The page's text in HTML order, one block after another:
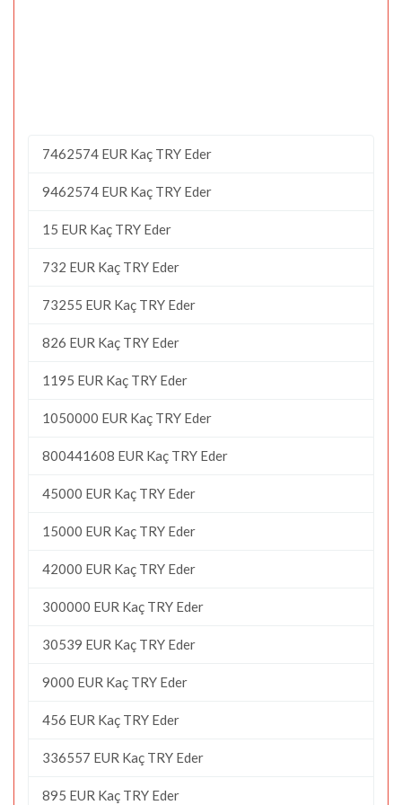
7462574 EUR Kaç TRY Eder
9462574 EUR Kaç TRY Eder
15 EUR Kaç TRY Eder
732 EUR Kaç TRY Eder
73255 EUR Kaç TRY Eder
826 EUR Kaç TRY Eder
1195 EUR Kaç TRY Eder
1050000 EUR Kaç TRY Eder
800441608 EUR Kaç TRY Eder
45000 EUR Kaç TRY Eder
15000 EUR Kaç TRY Eder
42000 EUR Kaç TRY Eder
300000 EUR Kaç TRY Eder
30539 EUR Kaç TRY Eder
9000 EUR Kaç TRY Eder
456 EUR Kaç TRY Eder
336557 EUR Kaç TRY Eder
895 EUR Kaç TRY Eder